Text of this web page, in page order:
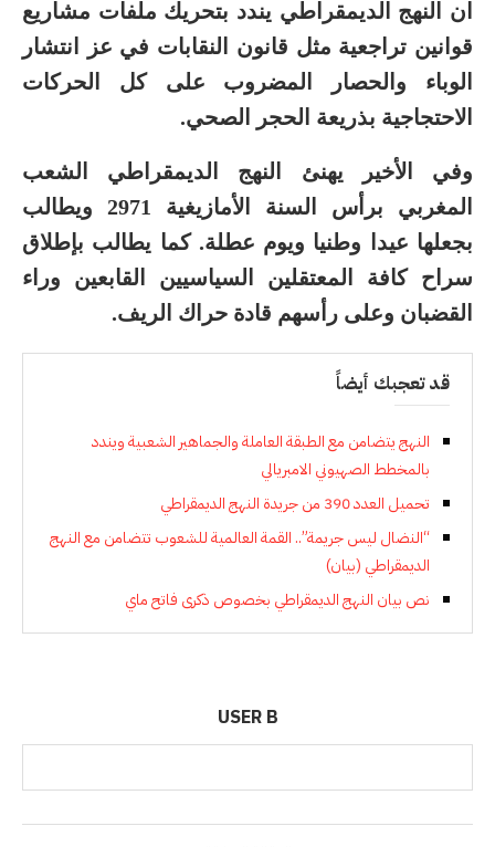
ان النهج الديمقراطي يندد بتحريك ملفات مشاريع
قوانين تراجعية مثل قانون النقابات في عز انتشار
الوباء والحصار المضروب على كل الحركات
الاحتجاجية بذريعة الحجر الصحي.
وفي الأخير يهنئ النهج الديمقراطي الشعب
المغربي برأس السنة الأمازيغية 2971 ويطالب
بجعلها عيدا وطنيا ويوم عطلة. كما يطالب بإطلاق
سراح كافة المعتقلين السياسيين القابعين وراء
القضبان وعلى رأسهم قادة حراك الريف.
قد تعجبك أيضاً
النهج يتضامن مع الطبقة العاملة والجماهير الشعبية ويندد
بالمخطط الصهيوني الامبريالي
تحميل العدد 390 من جريدة النهج الديمقراطي
“النضال ليس جريمة”.. القمة العالمية للشعوب تتضامن مع النهج
الديمقراطي (بيان)
نص بيان النهج الديمقراطي بخصوص ذكرى فاتح ماي
USER B